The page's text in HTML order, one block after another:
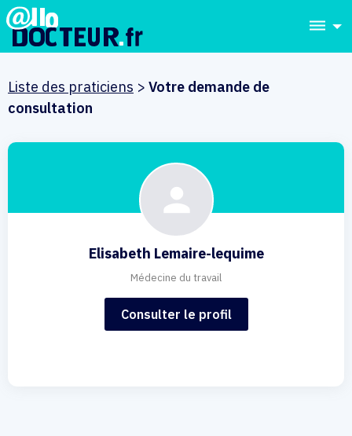
dehaze
Liste des praticiens > Votre demande de
consultation
Elisabeth Lemaire-lequime
Médecine du travail
Consulter le profil